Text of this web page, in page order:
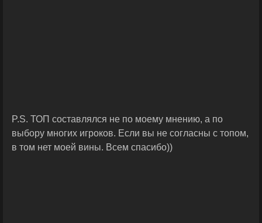
P.S. ТОП составлялся не по моему мнению, а по
выбору многих игроков. Если вы не согласны с топом,
в том нет моей вины. Всем спасибо))